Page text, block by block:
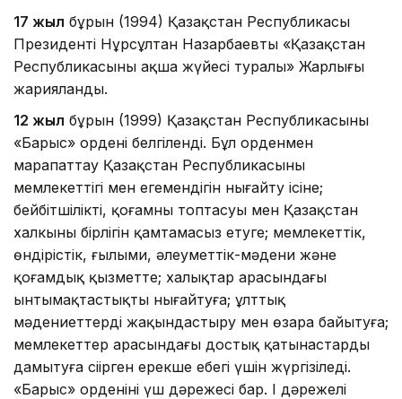
17 жыл бұрын (1994) Қазақстан Республикасы
Президенті Нұрсұлтан Назарбаевтың «Қазақстан
Республикасының ақша жүйесі туралы» Жарлығы
жарияланды.
12 жыл бұрын (1999) Қазақстан Республикасының
«Барыс» ордені белгіленді. Бұл орденмен
марапаттау Қазақстан Республикасының
мемлекеттігі мен егемендігін нығайту iciнe;
бейбітшілікті, қоғамның топтасуы мен Қазақстан
халкының бірлігін қамтамасыз етуге; мемлекеттік,
өндірістік, ғылыми, әлеуметтік-мәдени және
қоғамдық қызметте; халықтар арасындағы
ынтымақтастықты нығайтуға; ұлттық
мәдениеттерді жақындастыру мен өзара байытуға;
мемлекеттер арасындағы достық қатынастарды
дамытуға ciңipгeн ерекше еңбегі үшін жүргізіледі.
«Барыс» орденінің үш дәрежесі бар. І дәрежелі